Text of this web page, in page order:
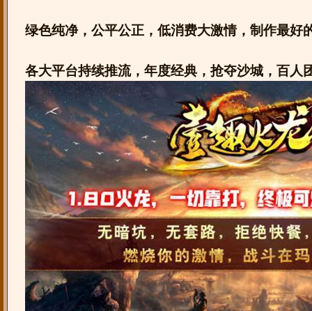
绿色纯净，公平公正，低消费大激情，制作最好
各大平台持续推流，年度经典，抢夺沙城，百人